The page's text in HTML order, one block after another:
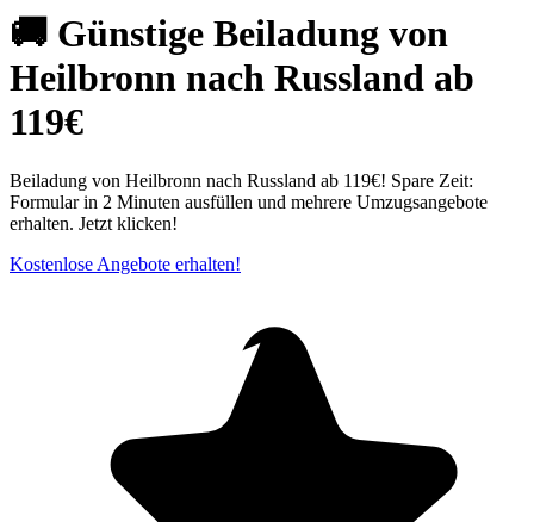
🚚 Günstige Beiladung von
Heilbronn nach Russland ab
119€
Beiladung von Heilbronn nach Russland ab 119€! Spare Zeit:
Formular in 2 Minuten ausfüllen und mehrere Umzugsangebote
erhalten. Jetzt klicken!
Kostenlose Angebote erhalten!